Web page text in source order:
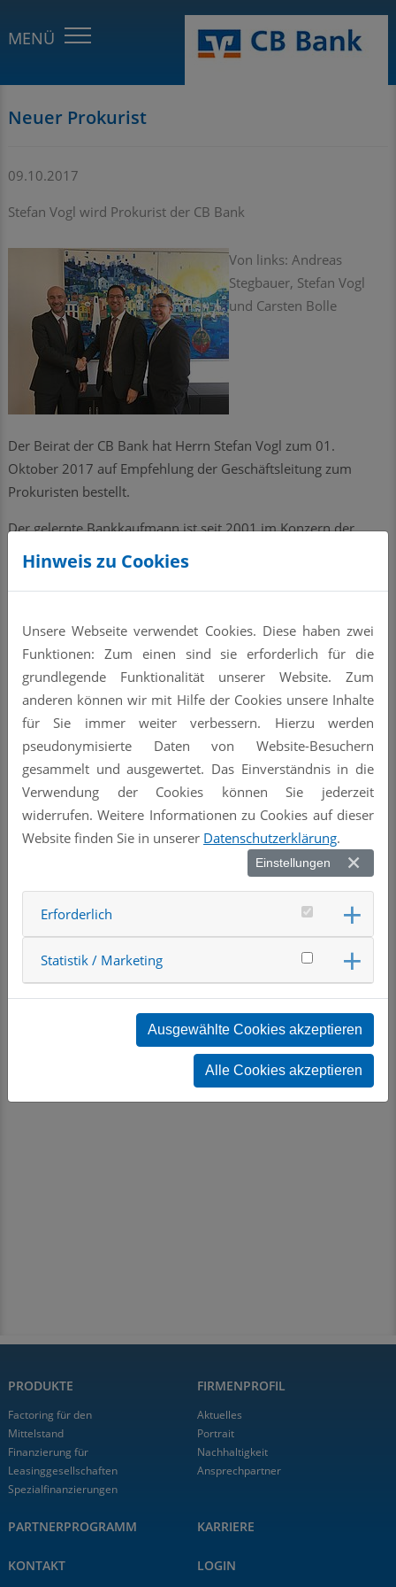
Neuer Prokurist
09.10.2017
Stefan Vogl wird Prokurist der CB Bank
Von links: Andreas
Stegbauer, Stefan Vogl
und Carsten Bolle
Der Beirat der CB Bank hat Herrn Stefan Vogl zum 01.
Oktober 2017 auf Empfehlung der Geschäftsleitung zum
Prokuristen bestellt.
Der gelernte Bankkaufmann ist seit 2001 im Konzern der
Volksbank Straubing tätig. Bei der CB Bank ist Stefan Vogl seit
Berufsbegleitend hat er 2008 den Dipl. Betriebswirt (FH) und
Als Prokurist wird er künftig die Geschäftsleitung noch
intensiver unterstützen und auch weiterhin die Abteilung
Rechnungswesen und Lohnsteuervorfinanzierung
verantworten.
Wir gratulieren ihm dazu sehr herzlich.
PRODUKTE
Factoring für den
Mittelstand
Finanzierung für
Leasinggesellschaften
Spezialfinanzierungen
FIRMENPROFIL
Aktuelles
Portrait
Nachhaltigkeit
Ansprechpartner
PARTNERPROGRAMM KARRIERE
KONTAKT LOGIN
Hinweis zu Cookies
Unsere Webseite verwendet Cookies. Diese haben zwei
Funktionen: Zum einen sind sie erforderlich für die
grundlegende Funktionalität unserer Website. Zum
anderen können wir mit Hilfe der Cookies unsere Inhalte
für Sie immer weiter verbessern. Hierzu werden
pseudonymisierte Daten von Website-Besuchern
gesammelt und ausgewertet. Das Einverständnis in die
Verwendung der Cookies können Sie jederzeit
widerrufen. Weitere Informationen zu Cookies auf dieser
Website finden Sie in unserer Datenschutzerklärung.
Einstellungen
Erforderlich
Statistik / Marketing
Ausgewählte Cookies akzeptieren
Alle Cookies akzeptieren